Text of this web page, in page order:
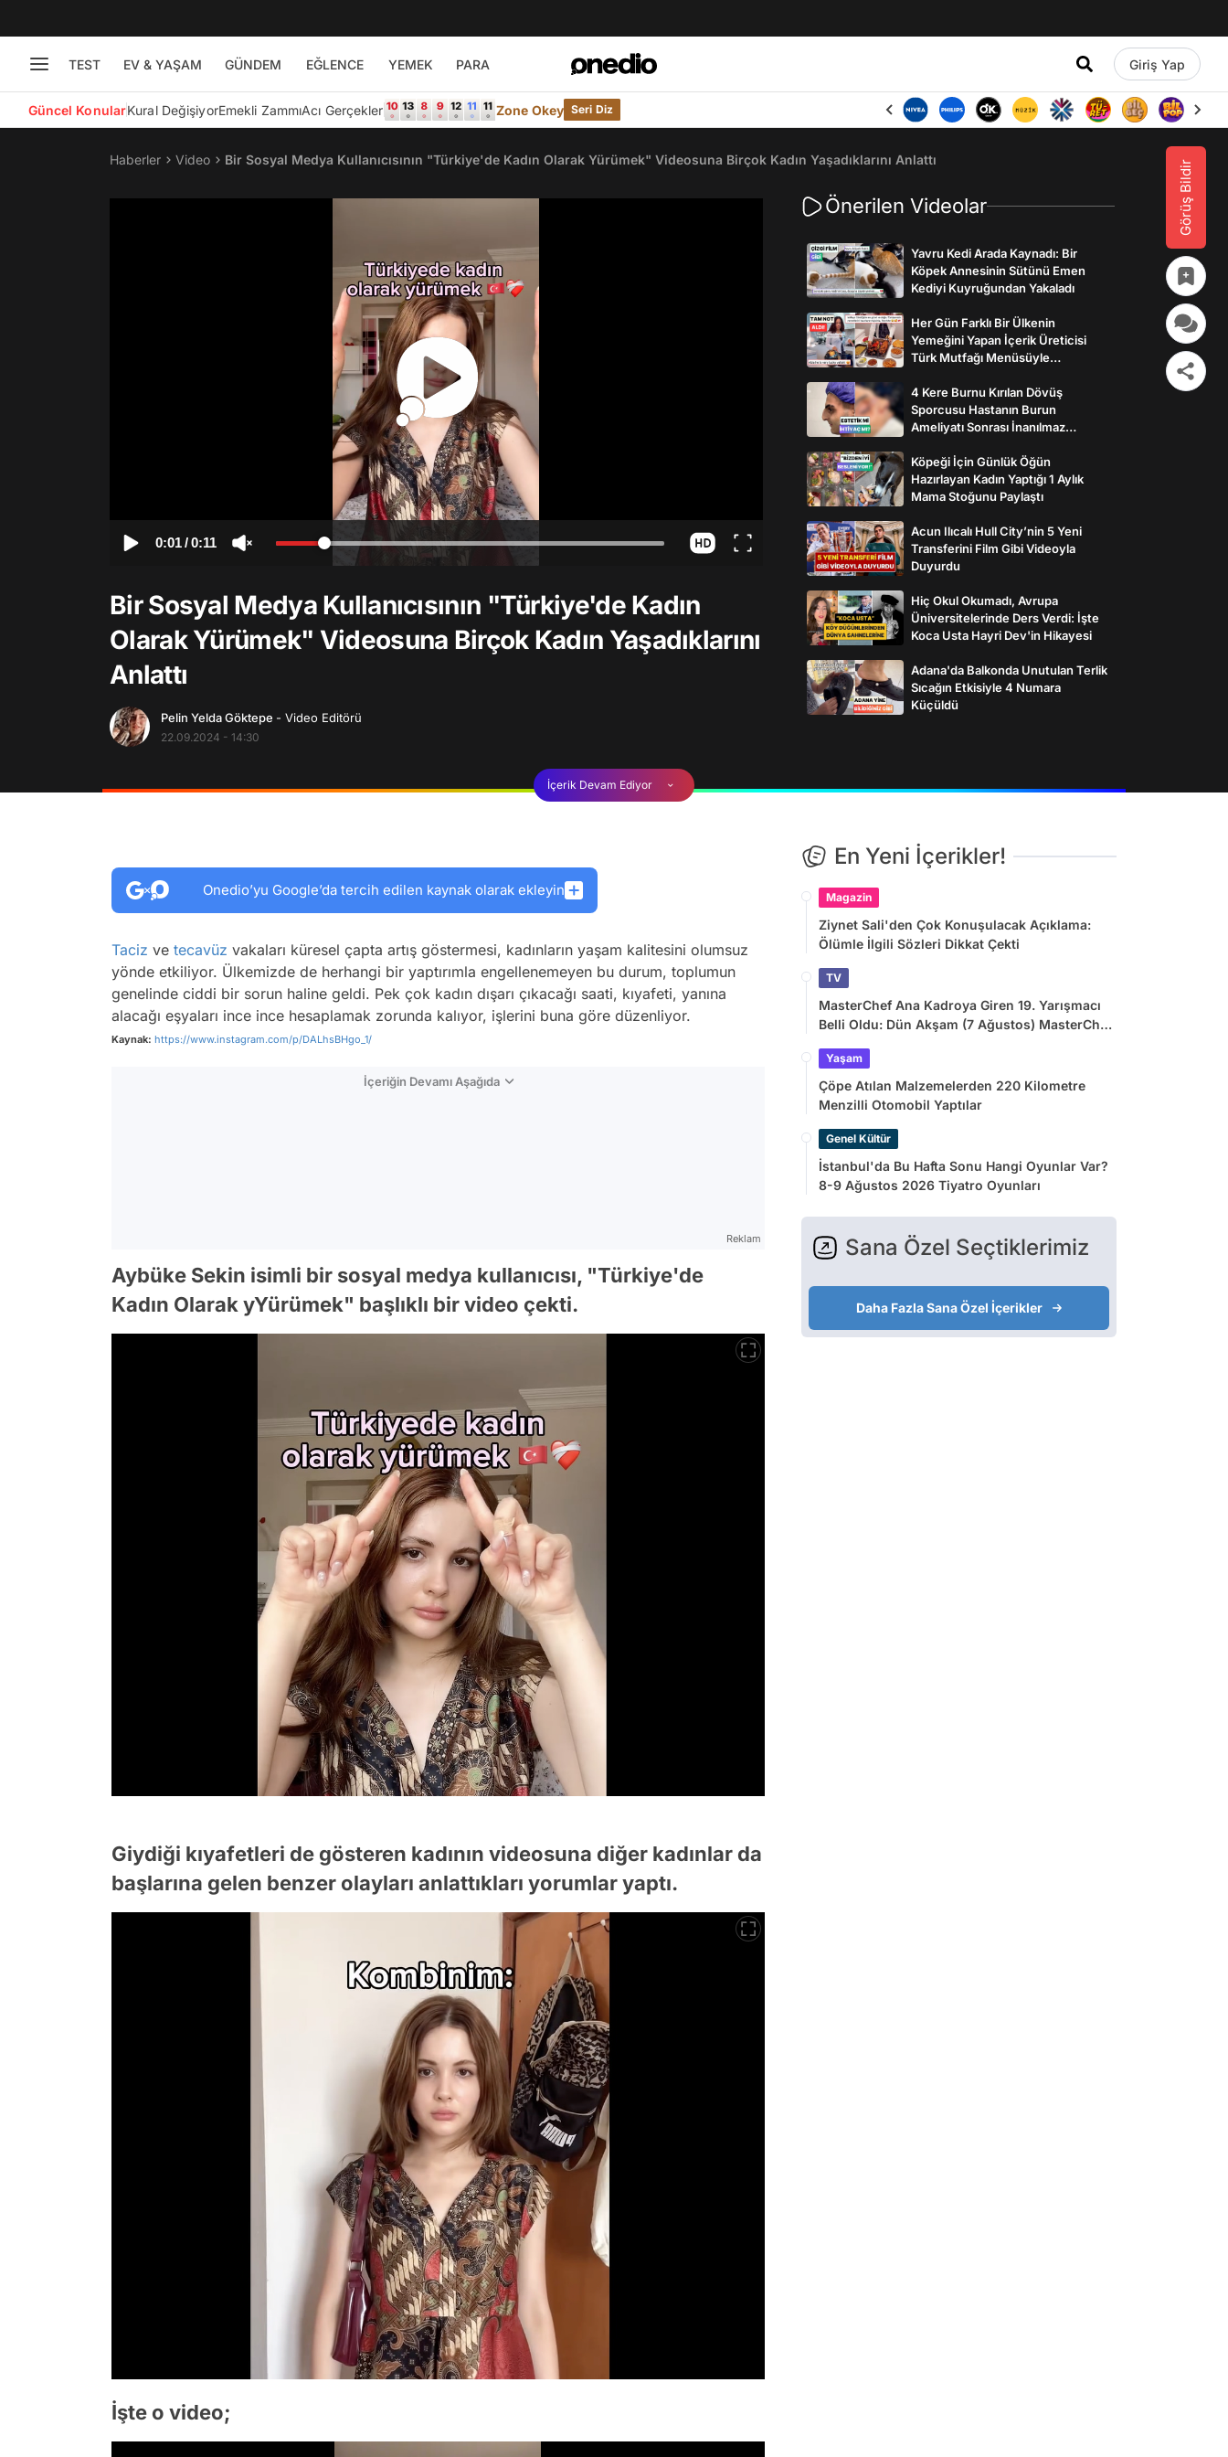
TEST EV & YAŞAM GÜNDEM EĞLENCE YEMEK PARA Giriş Yap
Güncel KonularKural DeğişiyorEmekli ZammıAcı Gerçekler Zone Okey Seri Diz
Görüş Bildir
Haberler Video Bir Sosyal Medya Kullanıcısının "Türkiye'de Kadın Olarak Yürümek" Videosuna Birçok Kadın Yaşadıklarını Anlattı
0:01/0:11
Bir Sosyal Medya Kullanıcısının "Türkiye'de Kadın
Olarak Yürümek" Videosuna Birçok Kadın Yaşadıklarını
Anlattı
Pelin Yelda Göktepe - Video Editörü
22.09.2024 - 14:30
Önerilen Videolar
Yavru Kedi Arada Kaynadı: Bir
Köpek Annesinin Sütünü Emen
Kediyi Kuyruğundan Yakaladı
Her Gün Farklı Bir Ülkenin
Yemeğini Yapan İçerik Üreticisi
Türk Mutfağı Menüsüyle
4 Kere Burnu Kırılan Dövüş
Sporcusu Hastanın Burun
Ameliyatı Sonrası İnanılmaz
Köpeği İçin Günlük Öğün
Hazırlayan Kadın Yaptığı 1 Aylık
Mama Stoğunu Paylaştı
Acun Ilıcalı Hull City’nin 5 Yeni
Transferini Film Gibi Videoyla
Duyurdu
Hiç Okul Okumadı, Avrupa
Üniversitelerinde Ders Verdi: İşte
Koca Usta Hayri Dev'in Hikayesi
Adana'da Balkonda Unutulan Terlik
Sıcağın Etkisiyle 4 Numara
Küçüldü
İçerik Devam Ediyor
Onedio’yu Google’da tercih edilen kaynak olarak ekleyin
Taciz ve tecavüz vakaları küresel çapta artış göstermesi, kadınların yaşam kalitesini olumsuz
yönde etkiliyor. Ülkemizde de herhangi bir yaptırımla engellenemeyen bu durum, toplumun
genelinde ciddi bir sorun haline geldi. Pek çok kadın dışarı çıkacağı saati, kıyafeti, yanına
alacağı eşyaları ince ince hesaplamak zorunda kalıyor, işlerini buna göre düzenliyor.
Kaynak: https://www.instagram.com/p/DALhsBHgo_1/
İçeriğin Devamı Aşağıda
Reklam
Aybüke Sekin isimli bir sosyal medya kullanıcısı, "Türkiye'de
Kadın Olarak yYürümek" başlıklı bir video çekti.
Giydiği kıyafetleri de gösteren kadının videosuna diğer kadınlar da
başlarına gelen benzer olayları anlattıkları yorumlar yaptı.
İşte o video;
En Yeni İçerikler!
Magazin
Ziynet Sali'den Çok Konuşulacak Açıklama:
Ölümle İlgili Sözleri Dikkat Çekti
TV
MasterChef Ana Kadroya Giren 19. Yarışmacı
Belli Oldu: Dün Akşam (7 Ağustos) MasterChef
Yaşam
Çöpe Atılan Malzemelerden 220 Kilometre
Menzilli Otomobil Yaptılar
Genel Kültür
İstanbul'da Bu Hafta Sonu Hangi Oyunlar Var?
8-9 Ağustos 2026 Tiyatro Oyunları
Sana Özel Seçtiklerimiz
Daha Fazla Sana Özel İçerikler